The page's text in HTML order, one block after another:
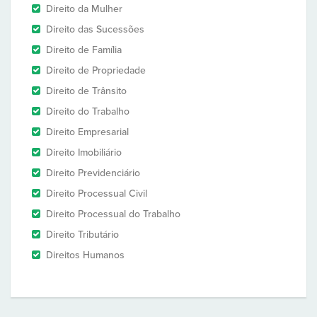
Direito da Mulher
Direito das Sucessões
Direito de Família
Direito de Propriedade
Direito de Trânsito
Direito do Trabalho
Direito Empresarial
Direito Imobiliário
Direito Previdenciário
Direito Processual Civil
Direito Processual do Trabalho
Direito Tributário
Direitos Humanos